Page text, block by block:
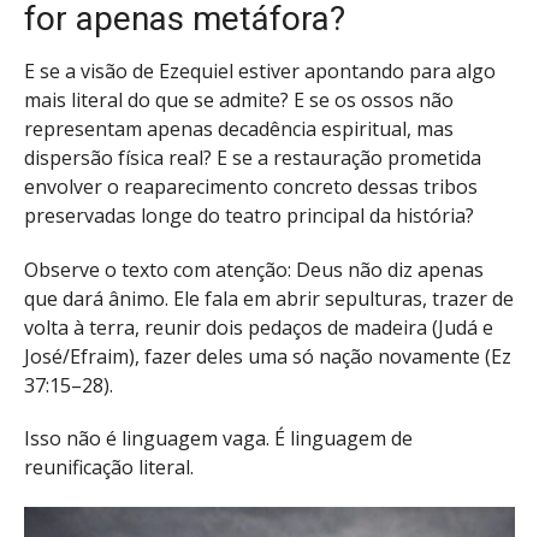
for apenas metáfora?
E se a visão de Ezequiel estiver apontando para algo
mais literal do que se admite? E se os ossos não
representam apenas decadência espiritual, mas
dispersão física real? E se a restauração prometida
envolver o reaparecimento concreto dessas tribos
preservadas longe do teatro principal da história?
Observe o texto com atenção: Deus não diz apenas
que dará ânimo. Ele fala em abrir sepulturas, trazer de
volta à terra, reunir dois pedaços de madeira (Judá e
José/Efraim), fazer deles uma só nação novamente (Ez
37:15–28).
Isso não é linguagem vaga. É linguagem de
reunificação literal.